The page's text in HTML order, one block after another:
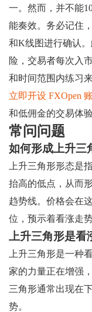
一。然而，并不能
能奏效。务必记住
和K线图进行确认
险，交易者每次入
和时间范围内练习
立即开设 FXOpen
和低佣金的交易体
常问问题
如何形成上升三
上升三角形形态是
抬高的低点，从而
趋势线。价格会在
位，预示着看涨走
上升三角形是看
上升三角形是一种
家的力量正在增强
三角形通常出现在
势。